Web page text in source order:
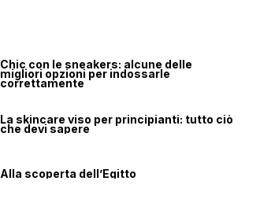
Chic con le sneakers: alcune delle
migliori opzioni per indossarle
correttamente
La skincare viso per principianti: tutto ciò
che devi sapere
Alla scoperta dell’Egitto